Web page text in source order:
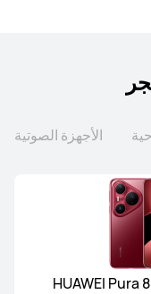
الأجهزة الصوتية
HUAWEI Pura